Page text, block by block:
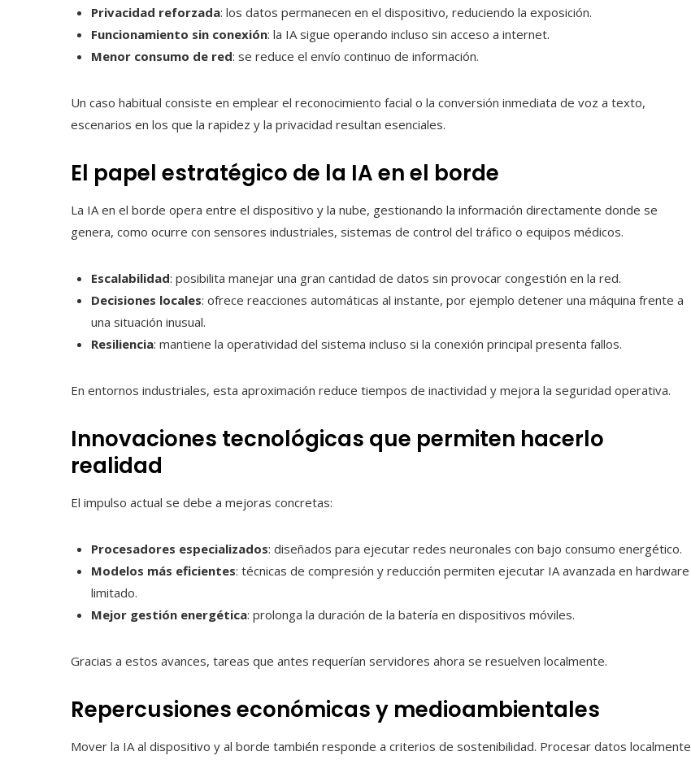
Privacidad reforzada: los datos permanecen en el dispositivo, reduciendo la exposición.
Funcionamiento sin conexión: la IA sigue operando incluso sin acceso a internet.
Menor consumo de red: se reduce el envío continuo de información.
Un caso habitual consiste en emplear el reconocimiento facial o la conversión inmediata de voz a texto,
escenarios en los que la rapidez y la privacidad resultan esenciales.
El papel estratégico de la IA en el borde
La IA en el borde opera entre el dispositivo y la nube, gestionando la información directamente donde se
genera, como ocurre con sensores industriales, sistemas de control del tráfico o equipos médicos.
Escalabilidad: posibilita manejar una gran cantidad de datos sin provocar congestión en la red.
Decisiones locales: ofrece reacciones automáticas al instante, por ejemplo detener una máquina frente a
una situación inusual.
Resiliencia: mantiene la operatividad del sistema incluso si la conexión principal presenta fallos.
En entornos industriales, esta aproximación reduce tiempos de inactividad y mejora la seguridad operativa.
Innovaciones tecnológicas que permiten hacerlo
realidad
El impulso actual se debe a mejoras concretas:
Procesadores especializados: diseñados para ejecutar redes neuronales con bajo consumo energético.
Modelos más eficientes: técnicas de compresión y reducción permiten ejecutar IA avanzada en hardware
limitado.
Mejor gestión energética: prolonga la duración de la batería en dispositivos móviles.
Gracias a estos avances, tareas que antes requerían servidores ahora se resuelven localmente.
Repercusiones económicas y medioambientales
Mover la IA al dispositivo y al borde también responde a criterios de sostenibilidad. Procesar datos localmente